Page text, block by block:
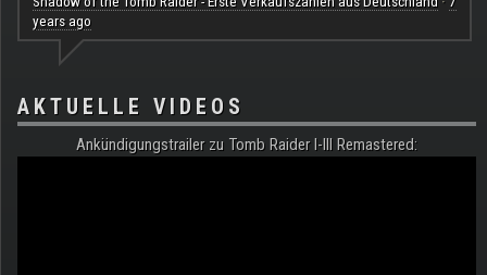
years ago
AKTUELLE VIDEOS
Ankündigungstrailer zu Tomb Raider I-III Remastered: